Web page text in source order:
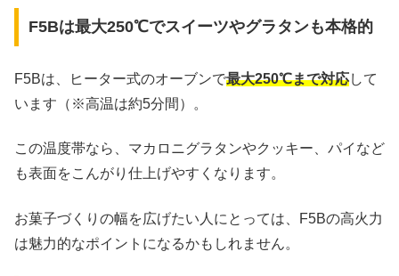
F5Bは最大250℃でスイーツやグラタンも本格的
F5Bは、ヒーター式のオーブンで最大250℃まで対応して
います（※高温は約5分間）。
この温度帯なら、マカロニグラタンやクッキー、パイなど
も表面をこんがり仕上げやすくなります。
お菓子づくりの幅を広げたい人にとっては、F5Bの高火力
は魅力的なポイントになるかもしれません。